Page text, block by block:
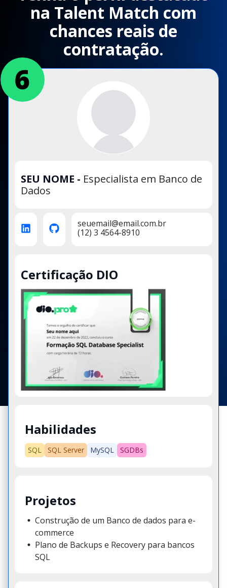
na Talent Match com
chances reais de
contratação.
SEU NOME - Especialista em Banco de
Dados
seuemail@email.com.br
(12) 3 4564-8910
Certificação DIO
Habilidades
SQL SQL Server MySQL SGDBs
Projetos
Construção de um Banco de dados para e-
commerce
Plano de Backups e Recovery para bancos
SQL